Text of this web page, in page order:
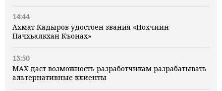
14:44
Ахмат Кадыров удостоен звания «Нохчийн
Пачхьалкхан Къонах»
13:50
MAX даст возможность разработчикам разрабатывать
альтернативные клиенты